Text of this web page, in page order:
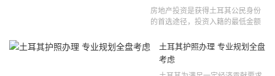
房地产投资是获得土耳其公民身份
的首选途径，投资入籍的最低金额
二手房产。这一门槛自2019年调整
以来一直未变，适用于经持牌...
土耳其护照办理 专业规划全盘
考虑